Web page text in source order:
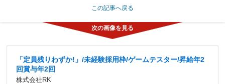
この記事へ戻る
「定員残りわずか!」/未経験採用枠/ゲームテスター/昇給年2
回賞与年2回
株式会社RK